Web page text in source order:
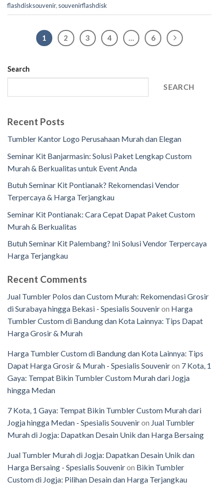
flashdisksouvenir, souvenirflashdisk
1 2 3 4 6
Search
SEARCH
Recent Posts
Tumbler Kantor Logo Perusahaan Murah dan Elegan
Seminar Kit Banjarmasin: Solusi Paket Lengkap Custom
Murah & Berkualitas untuk Event Anda
Butuh Seminar Kit Pontianak? Rekomendasi Vendor
Terpercaya & Harga Terjangkau
Seminar Kit Pontianak: Cara Cepat Dapat Paket Custom
Murah & Berkualitas
Butuh Seminar Kit Palembang? Ini Solusi Vendor Terpercaya
Harga Terjangkau
Recent Comments
Jual Tumbler Polos dan Custom Murah: Rekomendasi Grosir
di Surabaya hingga Bekasi - Spesialis Souveniron Harga
Tumbler Custom di Bandung dan Kota Lainnya: Tips Dapat
Harga Grosir & Murah
Harga Tumbler Custom di Bandung dan Kota Lainnya: Tips
Dapat Harga Grosir & Murah - Spesialis Souveniron 7 Kota, 1
Gaya: Tempat Bikin Tumbler Custom Murah dari Jogja
hingga Medan
7 Kota, 1 Gaya: Tempat Bikin Tumbler Custom Murah dari
Jogja hingga Medan - Spesialis Souveniron Jual Tumbler
Murah di Jogja: Dapatkan Desain Unik dan Harga Bersaing
Jual Tumbler Murah di Jogja: Dapatkan Desain Unik dan
Harga Bersaing - Spesialis Souveniron Bikin Tumbler
Custom di Jogja: Pilihan Desain dan Harga Terjangkau